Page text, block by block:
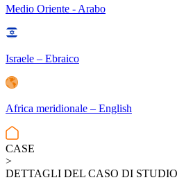
Medio Oriente - Arabo
Israele – Ebraico
Africa meridionale – English
CASE
>
DETTAGLI DEL CASO DI STUDIO